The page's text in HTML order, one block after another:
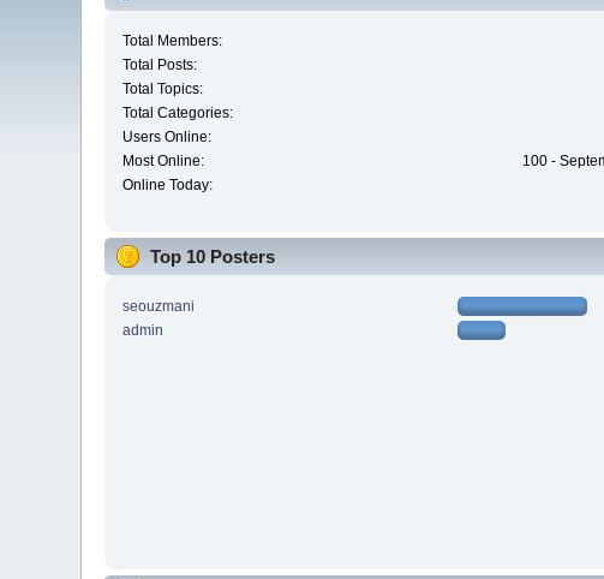
Total Members:
Total Posts:
Total Topics:
Total Categories:
Users Online:
Most Online:
100 -
Online Today:
Top 10 Posters
seouzmani
admin